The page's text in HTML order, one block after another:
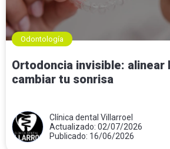
Odontología
Ortodoncia invisible: alinear
cambiar tu sonrisa
Clínica dental Villarroel
Actualizado: 02/07/2026
Publicado: 16/06/2026